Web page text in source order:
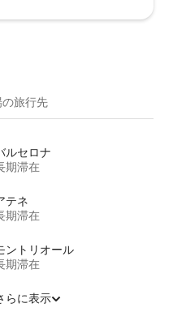
旅行先
ルセロナ
期滞在
テネ
期滞在
ントリオール
期滞在
らに表示